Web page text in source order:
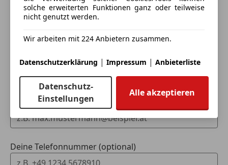
Fahrzeugdaten hinzufügen
Dein Name
Deine E-Mail
Deine Telefonnummer (optional)
solche erweiterten Funktionen ganz oder teilweise
nicht genutzt werden.
Wir arbeiten mit 224 Anbietern zusammen.
Datenschutzerklärung | Impressum | Anbieterliste
Datenschutz-
Einstellungen
Alle akzeptieren